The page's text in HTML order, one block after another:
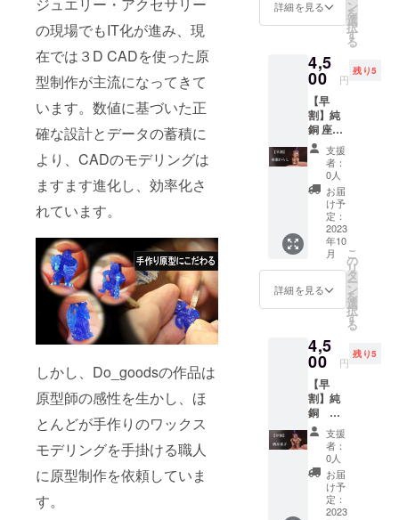
ジュエリー・アクセサリー
の現場でもIT化が進み、現
在では３D CADを使った原
型制作が主流になってきて
います。数値に基づいた正
確な設計とデータの蓄積に
より、CADのモデリングは
ますます進化し、効率化さ
れています。
しかし、Do_goodsの作品は
原型師の感性を生かし、ほ
とんどが手作りのワックス
モデリングを手掛ける職人
に原型制作を依頼していま
す。
さ約
紐：
紫 ※
ポーチ
を添え
てお届
けいた
しま
す。
込・送
料別）
純銅
（アン
ティー
ク仕上
げ）※
コート
はして
いませ
んの
で、経
年変化
をして
きま
す。 本
体サイ
ズ：高
さ約
紐：
紫 ※
ポーチ
を添え
てお届
けいた
しま
す。
詳細を見る ン
を
選
択
す
る
4,5
00 円
残り5
【早
割】純
銅 座敷
わらし
限定５
個 ※税
込・送
料込み
の価格
です。
一般販
売価
格：
4,800円
（税
込・送
本体；
純銅
（アン
ティー
ク仕上
げ）※
コート
はして
いませ
んの
で、経
年変化
をして
支援
者：
0人
お届
け予
定：
2023
年10
月
詳細を見る
こ
の
リ
タ
ー
ン
を
選
択
す
る
4,5
00 円
残り5
【早
割】純
銅 酒
吞童
子 限
定５個
※税込・
送料込
みの価
格で
支援
者：
0人
お届
け予
定：
2023